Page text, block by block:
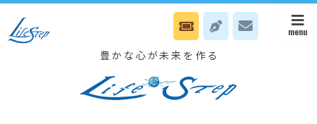
12/21 本部は心我力活用セミナーです
豊かな心が未来を作る